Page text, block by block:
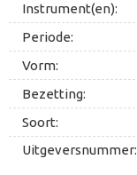
Instrument(en):
Periode:
Vorm:
Bezetting:
Soort:
Uitgeversnummer: